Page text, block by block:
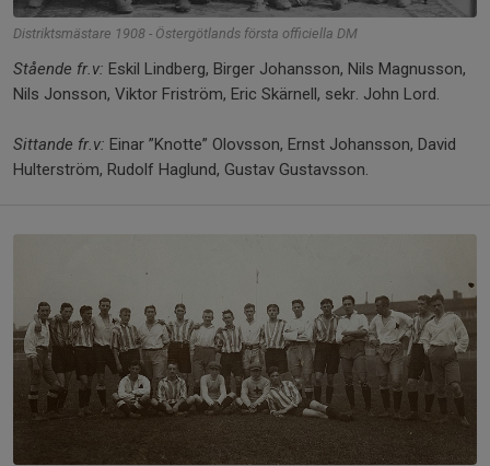
Distriktsmästare 1908 - Östergötlands första officiella DM
Stående fr.v: Eskil Lindberg, Birger Johansson, Nils Magnusson,
Nils Jonsson, Viktor Friström, Eric Skärnell, sekr. John Lord.
Sittande fr.v: Einar ”Knotte” Olovsson, Ernst Johansson, David
Hulterström, Rudolf Haglund, Gustav Gustavsson.